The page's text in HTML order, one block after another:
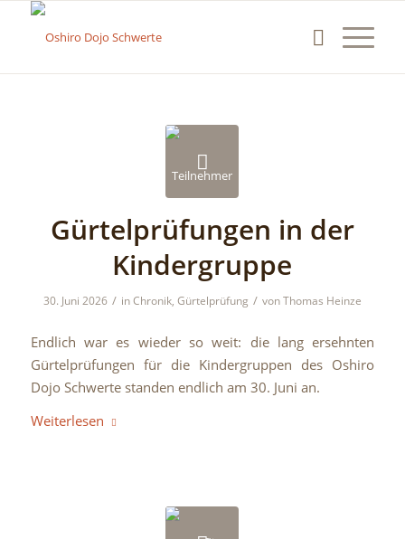
Gürtelprüfungen in der
Kindergruppe
30. Juni 2026 / inChronik, Gürtelprüfung / vonThomas Heinze
Endlich war es wieder so weit: die lang ersehnten
Gürtelprüfungen für die Kindergruppen des Oshiro
Dojo Schwerte standen endlich am 30. Juni an.
Weiterlesen